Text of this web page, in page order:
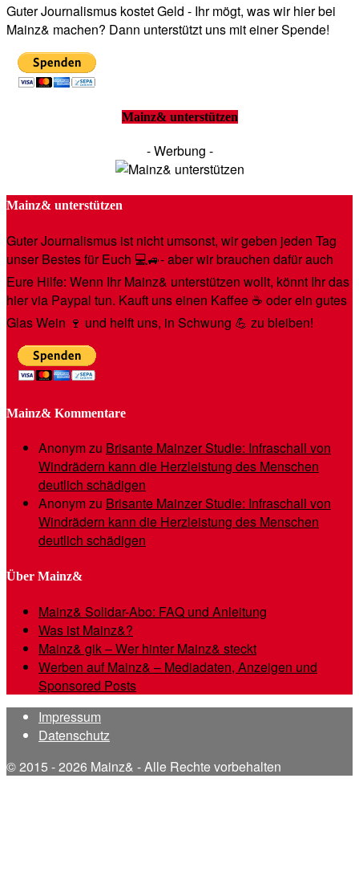
Guter Journalismus kostet Geld - Ihr mögt, was wir hier bei
Mainz& machen? Dann unterstützt uns mit einer Spende!
Mainz& unterstützen
- Werbung -
Mainz& unterstützen
Guter Journalismus ist nicht umsonst, wir geben jeden Tag
unser Bestes für Euch 💻🚙- aber wir brauchen dafür auch
Eure Hilfe: Wenn Ihr Mainz& unterstützen wollt, könnt Ihr das
hier via Paypal tun. Kauft uns einen Kaffee ☕️ oder ein gutes
Glas Wein 🍷 und helft uns, in Schwung 💪 zu bleiben!
Mainz& Kommentare
Anonymzu Brisante Mainzer Studie: Infraschall von
Windrädern kann die Herzleistung des Menschen
deutlich schädigen
Anonymzu Brisante Mainzer Studie: Infraschall von
Windrädern kann die Herzleistung des Menschen
deutlich schädigen
Über Mainz&
Mainz& Solidar-Abo: FAQ und Anleitung
Was ist Mainz&?
Mainz& gik – Wer hinter Mainz& steckt
Werben auf Mainz& – Mediadaten, Anzeigen und
Sponsored Posts
Impressum
Datenschutz
© 2015 - 2026 Mainz& - Alle Rechte vorbehalten